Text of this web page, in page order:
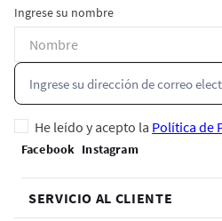
Ingrese su nombre
He leído y acepto la Política de
SERVICIO AL CLIENTE